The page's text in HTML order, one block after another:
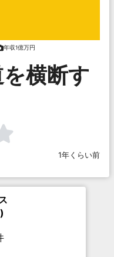
年収1億万円
横断す
1年くらい前